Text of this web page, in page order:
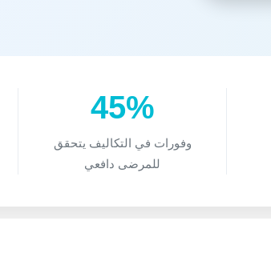
45%
وفورات في التكاليف يتحقق
للمرضى دافعي